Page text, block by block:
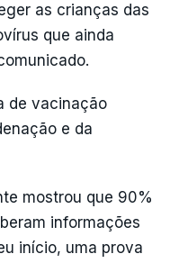
as crianças das
que ainda
de vacinação
e da
mostrou que 90%
informações
início, uma prova